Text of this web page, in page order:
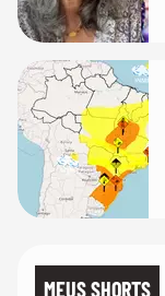
MEUS SHORTS